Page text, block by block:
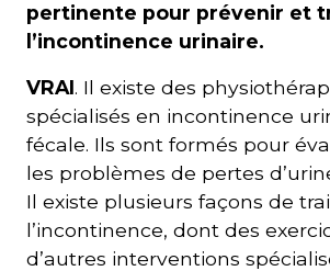
pertinente pour prévenir et
l’incontinence urinaire.
VRAI. Il existe des
spécialisés en incontinence
fécale. Ils sont formés pour
les problèmes de pertes
Il existe plusieurs façons de
l’incontinence, dont des
d’autres interventions